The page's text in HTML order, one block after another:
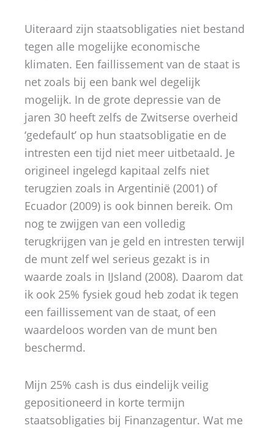
Uiteraard zijn staatsobligaties niet bestand
tegen alle mogelijke economische
klimaten. Een faillissement van de staat is
net zoals bij een bank wel degelijk
mogelijk. In de grote depressie van de
jaren 30 heeft zelfs de Zwitserse overheid
‘gedefault’ op hun staatsobligatie en de
intresten een tijd niet meer uitbetaald. Je
origineel ingelegd kapitaal zelfs niet
terugzien zoals in Argentinië (2001) of
Ecuador (2009) is ook binnen bereik. Om
nog te zwijgen van een volledig
terugkrijgen van je geld en intresten terwijl
de munt zelf wel serieus gezakt is in
waarde zoals in IJsland (2008). Daarom dat
ik ook 25% fysiek goud heb zodat ik tegen
een faillissement van de staat, of een
waardeloos worden van de munt ben
beschermd.
Mijn 25% cash is dus eindelijk veilig
gepositioneerd in korte termijn
staatsobligaties bij Finanzagentur. Wat me